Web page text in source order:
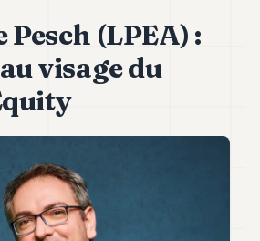
Pesch (LPEA) :
visage du